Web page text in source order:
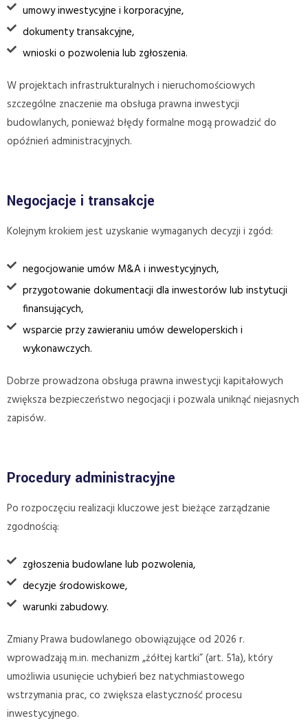
umowy inwestycyjne i korporacyjne,
dokumenty transakcyjne,
wnioski o pozwolenia lub zgłoszenia.
W projektach infrastrukturalnych i nieruchomościowych
szczególne znaczenie ma obsługa prawna inwestycji
budowlanych, ponieważ błędy formalne mogą prowadzić do
opóźnień administracyjnych.
Negocjacje i transakcje
Kolejnym krokiem jest uzyskanie wymaganych decyzji i zgód:
negocjowanie umów M&A i inwestycyjnych,
przygotowanie dokumentacji dla inwestorów lub instytucji
finansujących,
wsparcie przy zawieraniu umów deweloperskich i
wykonawczych.
Dobrze prowadzona obsługa prawna inwestycji kapitałowych
zwiększa bezpieczeństwo negocjacji i pozwala uniknąć niejasnych
zapisów.
Procedury administracyjne
Po rozpoczęciu realizacji kluczowe jest bieżące zarządzanie
zgodnością:
zgłoszenia budowlane lub pozwolenia,
decyzje środowiskowe,
warunki zabudowy.
Zmiany Prawa budowlanego obowiązujące od 2026 r.
wprowadzają m.in. mechanizm „żółtej kartki” (art. 51a), który
umożliwia usunięcie uchybień bez natychmiastowego
wstrzymania prac, co zwiększa elastyczność procesu
inwestycyjnego.